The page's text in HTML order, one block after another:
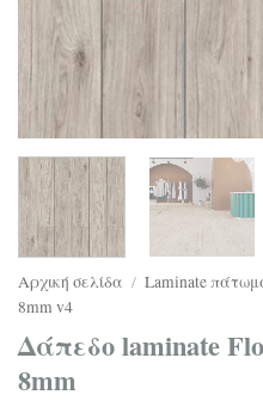
Αρχική σελίδα / Laminate
8mm v4
Δάπεδο laminate
8mm